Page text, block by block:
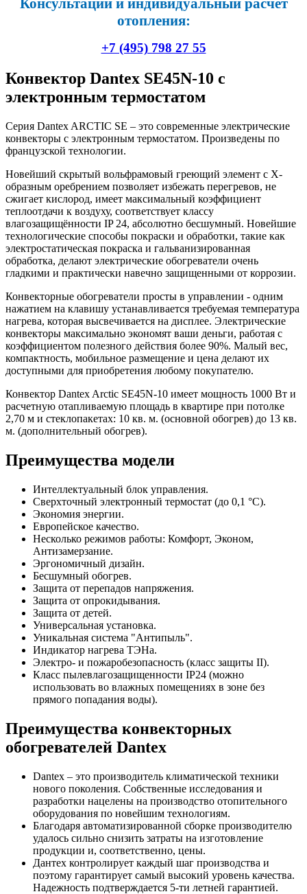
Консультации и индивидуальный расчет
отопления:
+7 (495) 798 27 55
Конвектор Dantex SE45N-10 с
электронным термостатом
Серия Dantex ARCTIC SE – это современные электрические
конвекторы с электронным термостатом. Произведены по
французской технологии.
Новейший скрытый вольфрамовый греющий элемент с Х-
образным оребрением позволяет избежать перегревов, не
сжигает кислород, имеет максимальный коэффициент
теплоотдачи к воздуху, соответствует классу
влагозащищённости IP 24, абсолютно бесшумный. Новейшие
технологические способы покраски и обработки, такие как
электростатическая покраска и гальванизированная
обработка, делают электрические обогреватели очень
гладкими и практически навечно защищенными от коррозии.
Конвекторные обогреватели просты в управлении - одним
нажатием на клавишу устанавливается требуемая температура
нагрева, которая высвечивается на дисплее. Электрические
конвекторы максимально экономят ваши деньги, работая с
коэффициентом полезного действия более 90%. Малый вес,
компактность, мобильное размещение и цена делают их
доступными для приобретения любому покупателю.
Конвектор Dantex Arctic SE45N-10 имеет мощность 1000 Вт и
расчетную отапливаемую площадь в квартире при потолке
2,70 м и стеклопакетах: 10 кв. м. (основной обогрев) до 13 кв.
м. (дополнительный обогрев).
Преимущества модели
Интеллектуальный блок управления.
Сверхточный электронный термостат (до 0,1 °C).
Экономия энергии.
Европейское качество.
Несколько режимов работы: Комфорт, Эконом,
Антизамерзание.
Эргономичный дизайн.
Бесшумный обогрев.
Защита от перепадов напряжения.
Защита от опрокидывания.
Защита от детей.
Универсальная установка.
Уникальная система "Антипыль".
Индикатор нагрева ТЭНа.
Электро- и пожаробезопасность (класс защиты II).
Класс пылевлагозащищенности IP24 (можно
использовать во влажных помещениях в зоне без
прямого попадания воды).
Преимущества конвекторных
обогревателей Dantex
Dantex – это производитель климатической техники
нового поколения. Собственные исследования и
разработки нацелены на производство отопительного
оборудования по новейшим технологиям.
Благодаря автоматизированной сборке производителю
удалось сильно снизить затраты на изготовление
продукции и, соответственно, цены.
Дантех контролирует каждый шаг производства и
поэтому гарантирует самый высокий уровень качества.
Надежность подтверждается 5-ти летней гарантией.